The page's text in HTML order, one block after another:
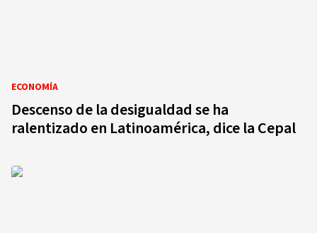
ECONOMÍA
Descenso de la desigualdad se ha
ralentizado en Latinoamérica, dice la Cepal